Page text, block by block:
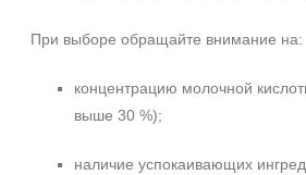
При выборе обращайте внимание на:
концентрацию молочной
выше 30 %);
наличие успокаивающих